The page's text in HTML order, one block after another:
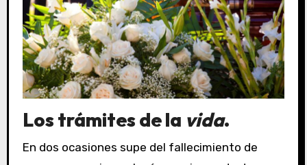
Los trámites de la vida.
En dos ocasiones supe del fallecimiento de